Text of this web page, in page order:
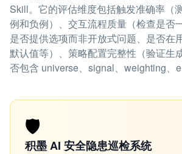
Skill。它的评估维度包括触发准确率（
例和负例）、交互流程质量（检查是否
是否提供选项而非开放式问题、是否在
默认值等）、策略配置完整性（验证生
否包含 universe、signal、weighting、e
🛡️
积墨 AI 安全隐患巡检系统